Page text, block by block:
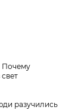
Почему
разучились